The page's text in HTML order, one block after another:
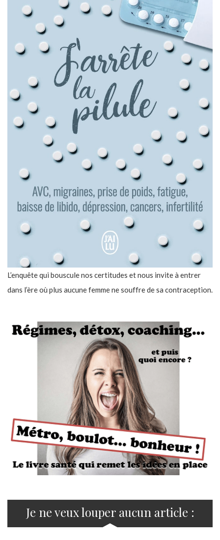
L’enquête qui bouscule nos certitudes et nous invite à entrer
dans l’ère où plus aucune femme ne souffre de sa contraception.
Je ne veux louper aucun article :